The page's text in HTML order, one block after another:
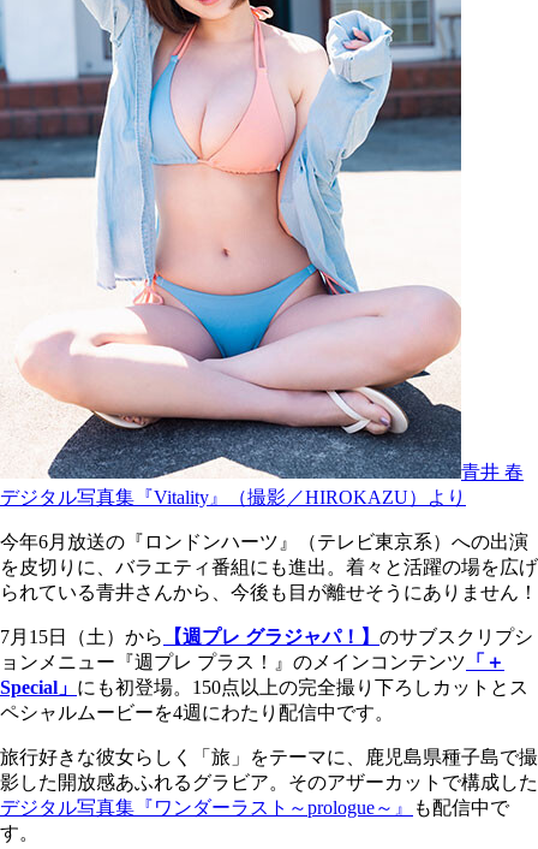
青井 春
デジタル写真集『Vitality』（撮影／HIROKAZU）より
今年6月放送の『ロンドンハーツ』（テレビ東京系）への出演
を皮切りに、バラエティ番組にも進出。着々と活躍の場を広げ
られている青井さんから、今後も目が離せそうにありません！
7月15日（土）から 【週プレ グラジャパ！】 のサブスクリプシ
ョンメニュー『週プレ プラス！』のメインコンテンツ 「＋
Special」 にも初登場。150点以上の完全撮り下ろしカットとス
ペシャルムービーを4週にわたり配信中です。
旅行好きな彼女らしく「旅」をテーマに、鹿児島県種子島で撮
影した開放感あふれるグラビア。そのアザーカットで構成した
デジタル写真集『ワンダーラスト～prologue～』
も配信中で
す。